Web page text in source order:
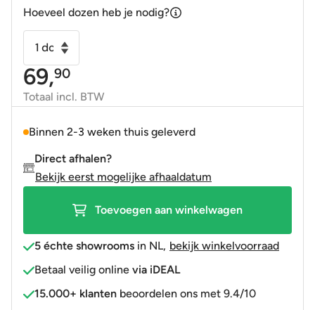
Hoeveel dozen heb je nodig?
Vloertegel
Wandtegel
Oikos
60x120
aantal
69,90
Totaal incl. BTW
Binnen 2-3 weken thuis geleverd
Direct afhalen?
Bekijk eerst mogelijke afhaaldatum
Toevoegen aan winkelwagen
5 échte showrooms in NL, bekijk winkelvoorraad
Betaal veilig online via iDEAL
15.000+ klanten beoordelen ons met 9.4/10